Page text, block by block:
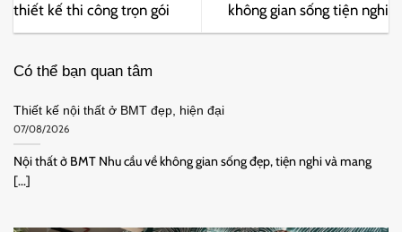
thiết kế thi công trọn gói
không gian sống tiện nghi
Có thể bạn quan tâm
Thiết kế nội thất ở BMT đẹp, hiện đại
07/08/2026
Nội thất ở BMT Nhu cầu về không gian sống đẹp, tiện nghi và mang
[...]